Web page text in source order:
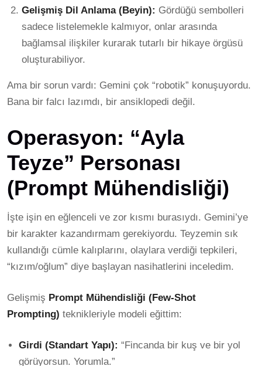
Gelişmiş Dil Anlama (Beyin): Gördüğü sembolleri
sadece listelemekle kalmıyor, onlar arasında
bağlamsal ilişkiler kurarak tutarlı bir hikaye örgüsü
oluşturabiliyor.
Ama bir sorun vardı: Gemini çok “robotik” konuşuyordu.
Bana bir falcı lazımdı, bir ansiklopedi değil.
Operasyon: “Ayla
Teyze” Personası
(Prompt Mühendisliği)
İşte işin en eğlenceli ve zor kısmı burasıydı. Gemini’ye
bir karakter kazandırmam gerekiyordu. Teyzemin sık
kullandığı cümle kalıplarını, olaylara verdiği tepkileri,
“kızım/oğlum” diye başlayan nasihatlerini inceledim.
Gelişmiş Prompt Mühendisliği (Few-Shot
Prompting) teknikleriyle modeli eğittim:
Girdi (Standart Yapı): “Fincanda bir kuş ve bir yol
görüyorsun. Yorumla.”